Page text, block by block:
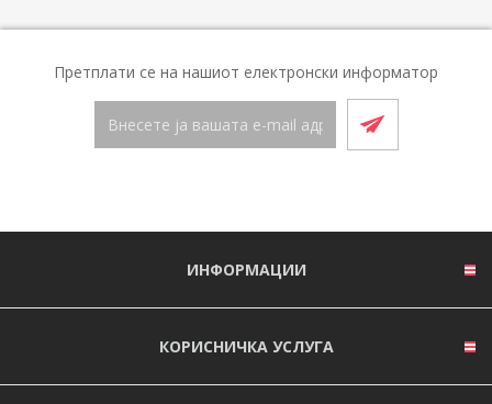
Претплати се на нашиот електронски информатор
ИНФОРМАЦИИ
КОРИСНИЧКА УСЛУГА